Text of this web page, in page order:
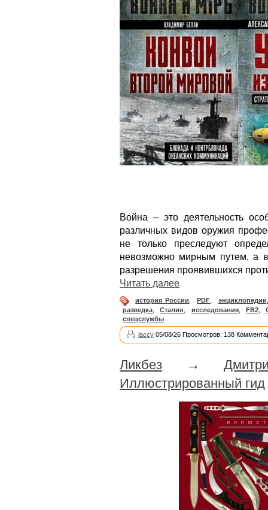
Война – это деятельность
различных видов оружия
не только преследуют
невозможно мирным путем, а
разрешения проявившихся
Читать далее
история России PDF энциклопедии
разведка
Сталин исследования, FB2,
спецслужбы
laccy 05/08/26 Просмотров: 138
Ликбез →
Иллюстрированный гид